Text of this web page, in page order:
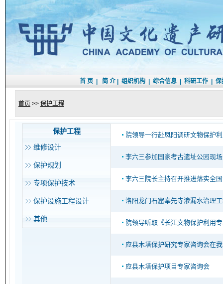
首 页 简 介| 组织机构 综合信息 科研工作 保
首页 >> 保护工程
保护工程
维修设计
保护规划
专项保护技术
保护设施工程设计
其他
院领导一行赴凤阳调研文物保护
李六三参加国家考古遗址公园现
李六三院长主持召开推进落实全
洛阳龙门石窟奉先寺渗漏水治理
院领导听取《长江文物保护利用
应县木塔保护研究专家咨询会在
应县木塔保护项目专家咨询会